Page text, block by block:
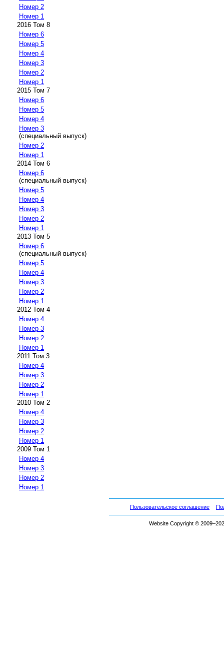
Номер 2
Номер 1
2016 Том 8
Номер 6
Номер 5
Номер 4
Номер 3
Номер 2
Номер 1
2015 Том 7
Номер 6
Номер 5
Номер 4
Номер 3
(специальный выпуск)
Номер 2
Номер 1
2014 Том 6
Номер 6
(специальный выпуск)
Номер 5
Номер 4
Номер 3
Номер 2
Номер 1
2013 Том 5
Номер 6
(специальный выпуск)
Номер 5
Номер 4
Номер 3
Номер 2
Номер 1
2012 Том 4
Номер 4
Номер 3
Номер 2
Номер 1
2011 Том 3
Номер 4
Номер 3
Номер 2
Номер 1
2010 Том 2
Номер 4
Номер 3
Номер 2
Номер 1
2009 Том 1
Номер 4
Номер 3
Номер 2
Номер 1
Пользовательское соглашение
Website Copyright ©